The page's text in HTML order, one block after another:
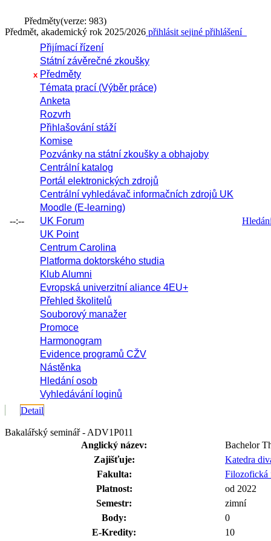
Předměty(verze: 983)
Předmět, akademický rok 2025/2026 přihlásit sejiné přihlášení
--:--
Přijímací řízení
Státní závěrečné zkoušky
x Předměty
Témata prací (Výběr práce)
Anketa
Rozvrh
Přihlašování stáží
Komise
Pozvánky na státní zkoušky a obhajoby
Centrální katalog
Portál elektronických zdrojů
Centrální vyhledávač informačních zdrojů UK
Moodle (E-learning)
UK Forum
UK Point
Centrum Carolina
Platforma doktorského studia
Klub Alumni
Evropská univerzitní aliance 4EU+
Přehled školitelů
Souborový manažer
Promoce
Harmonogram
Evidence programů CŽV
Nástěnka
Hledání osob
Vyhledávání loginů
Detail
Bakalářský seminář - ADV1P011
Anglický název:
Bachelor
Zajišťuje:
Katedra
Fakulta:
Filozofická
Platnost:
od 2022
Semestr:
zimní
Body:
0
E-Kredity:
10